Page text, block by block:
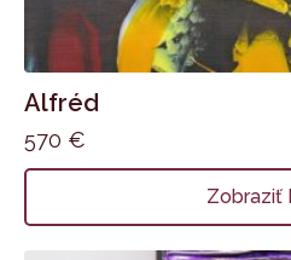
Alfréd
570 €
Zobraziť